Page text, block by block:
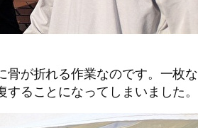
が折れる作業なのです。一枚
ることになってしまいました。